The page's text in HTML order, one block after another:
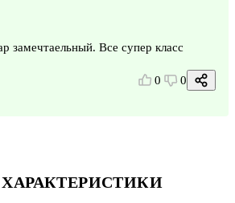
замечтаельный. Все супер класс
0 0